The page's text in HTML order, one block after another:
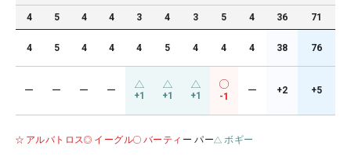
4 5 4 4 3 4 3 5 4 36 71
4 5 4 4 4 5 4 4 4 38 76
ー ー ー ー +1 +1 +1 -1
ー +2 +5
アルバトロス イーグル バーティ ー パー ボギー